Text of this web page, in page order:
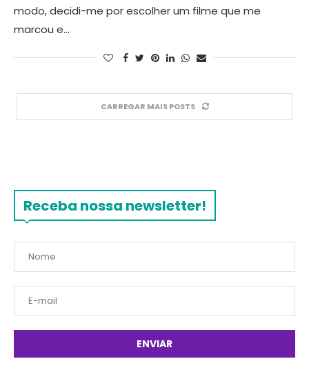
modo, decidi-me por escolher um filme que me
marcou e…
CARREGAR MAIS POSTS
Receba nossa newsletter!